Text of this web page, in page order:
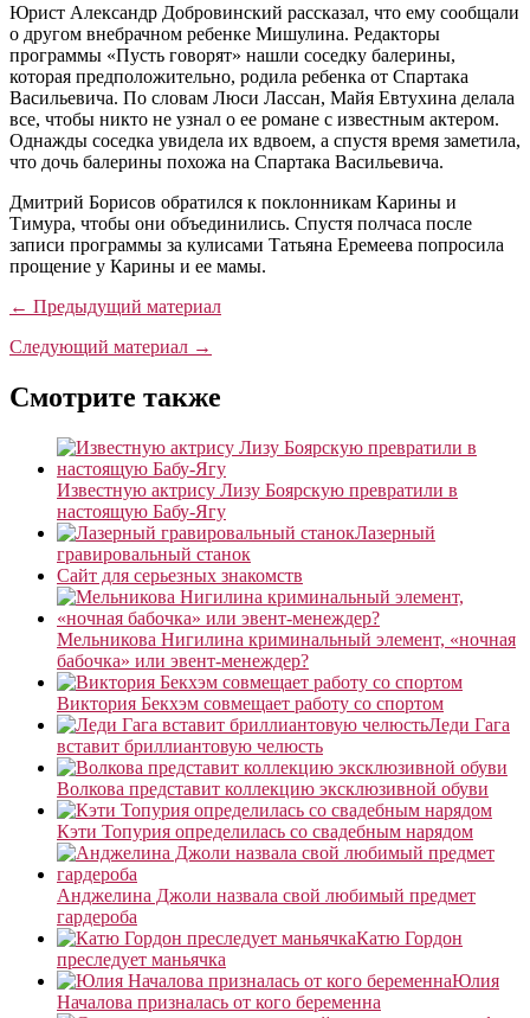
Юрист Александр Добровинский рассказал, что ему сообщали
о другом внебрачном ребенке Мишулина. Редакторы
программы «Пусть говорят» нашли соседку балерины,
которая предположительно, родила ребенка от Спартака
Васильевича. По словам Люси Лассан, Майя Евтухина делала
все, чтобы никто не узнал о ее романе с известным актером.
Однажды соседка увидела их вдвоем, а спустя время заметила,
что дочь балерины похожа на Спартака Васильевича.
Дмитрий Борисов обратился к поклонникам Карины и
Тимура, чтобы они объединились. Спустя полчаса после
записи программы за кулисами Татьяна Еремеева попросила
прощение у Карины и ее мамы.
← Предыдущий материал
Следующий материал →
Смотрите также
Известную актрису Лизу Боярскую превратили в
настоящую Бабу-Ягу
Лазерный
гравировальный станок
Сайт для серьезных знакомств
Мельникова Нигилина криминальный элемент, «ночная
бабочка» или эвент-менеждер?
Виктория Бекхэм совмещает работу со спортом
Леди Гага
вставит бриллиантовую челюсть
Волкова представит коллекцию эксклюзивной обуви
Кэти Топурия определилась со свадебным нарядом
Анджелина Джоли назвала свой любимый предмет
гардероба
Катю Гордон
преследует маньячка
Юлия
Началова призналась от кого беременна